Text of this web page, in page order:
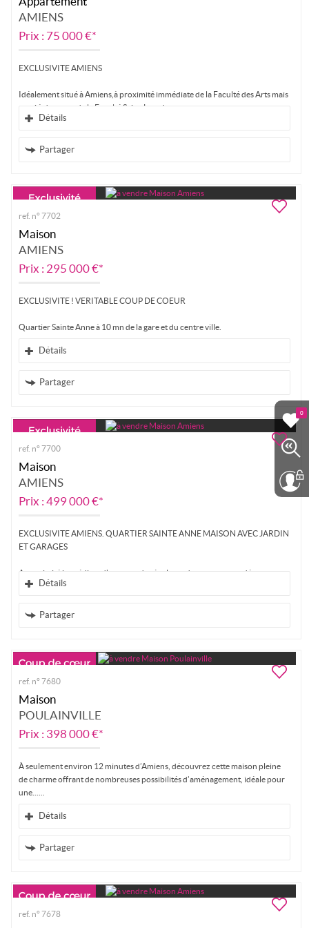
0
AMIENS
Prix : 75 000 €*
EXCLUSIVITE AMIENS
Idéalement situé à Amiens,à proximité immédiate de la Faculté des Arts mais
aussi à deux pas de la Faculté Saint-Leu, du centre...
Détails
Partager
ref. n° 7702
Maison
AMIENS
Prix : 295 000 €*
EXCLUSIVITE ! VERITABLE COUP DE COEUR
Quartier Sainte Anne à 10 mn de la gare et du centre ville.
Laissez-vous séduire par cette charmante...
Détails
Partager
ref. n° 7700
Maison
AMIENS
Prix : 499 000 €*
EXCLUSIVITE AMIENS. QUARTIER SAINTE ANNE MAISON AVEC JARDIN
ET GARAGES
A proximité immédiate d'un parc, des écoles et des commerces découvrez
cette...Détails
Partager
ref. n° 7680
Maison
POULAINVILLE
Prix : 398 000 €*
À seulement environ 12 minutes d’Amiens, découvrez cette maison pleine
de charme offrant de nombreuses possibilités d’aménagement, idéale pour
une...
Détails
Partager
ref. n° 7678